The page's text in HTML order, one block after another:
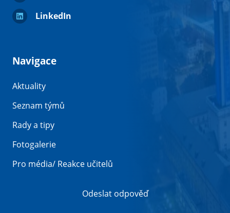
LinkedIn
Navigace
Aktuality
Seznam týmů
Rady a tipy
Fotogalerie
Pro média/ Reakce učitelů
Odeslat odpověď